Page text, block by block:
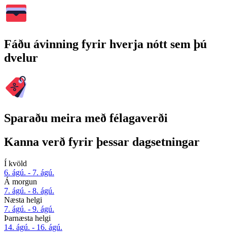
Fáðu ávinning fyrir hverja nótt sem þú
dvelur
Sparaðu meira með félagaverði
Kanna verð fyrir þessar dagsetningar
Í kvöld
6. ágú. - 7. ágú.
Á morgun
7. ágú. - 8. ágú.
Næsta helgi
7. ágú. - 9. ágú.
Þarnæsta helgi
14. ágú. - 16. ágú.